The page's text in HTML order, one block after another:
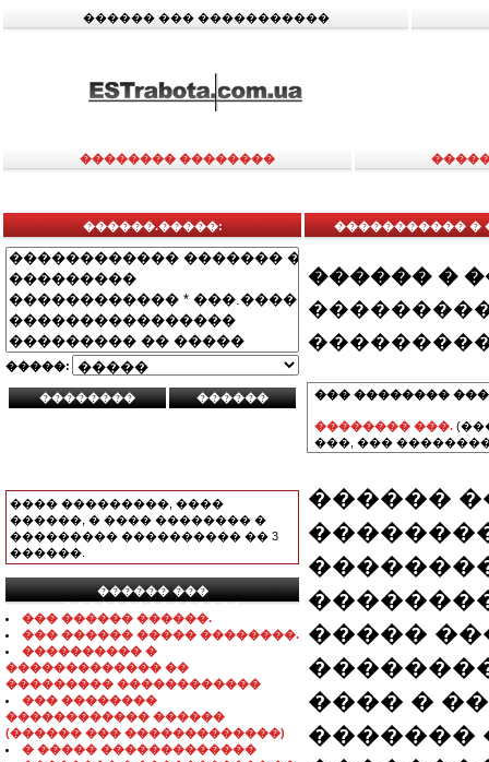
������ ��� �����������
�������� ��������
������.�����:
�����:
���� ���������, ����
������, � ���� �������� �
��������� ���������� �� 3
������.
������ ���
���������������
��� ������ ������.
��� ������ ����� ��������.
���������� �
������������� ��
��������� ������������
��� ��������
������������ ������
(������ ��� �������������)
� ����� �������������
����������� �
������ �
��� ��������
�������� ���.
���, ���
������
�����
���� �
�������